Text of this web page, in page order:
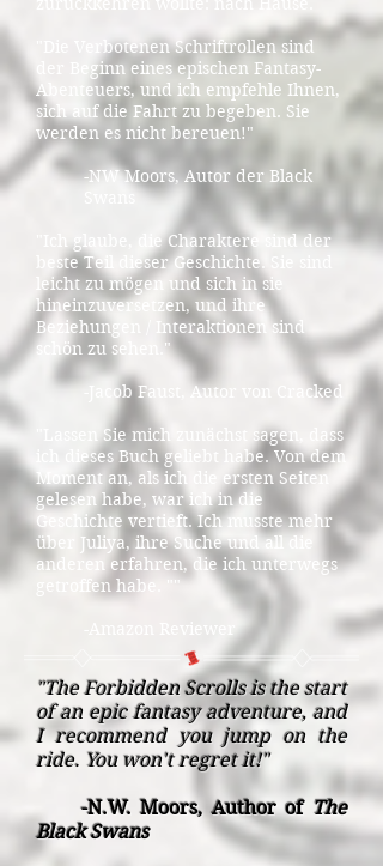
"Die Verbotenen Schriftrollen sind
der Beginn eines epischen Fantasy-
Abenteuers, und ich empfehle Ihnen,
sich auf die Fahrt zu begeben. Sie
werden es nicht bereuen!"
-NW Moors, Autor der Black
"Ich glaube, die Charaktere sind der
beste Teil dieser Geschichte. Sie sind
leicht zu mögen und sich in sie
hineinzuversetzen, und ihre
Beziehungen / Interaktionen sind
schön zu sehen."
-Jacob Faust, Autor von Cracked
"Lassen Sie mich zunächst sagen, dass
ich dieses Buch geliebt habe. Von dem
Moment an, als ich die ersten Seiten
gelesen habe, war ich in die
Geschichte vertieft. Ich musste mehr
über Juliya, ihre Suche und all die
anderen erfahren, die ich unterwegs
getroffen habe. ""
-Amazon Reviewer
"The Forbidden Scrolls is the start
of an epic fantasy adventure, and
I recommend you jump on the
ride. You won't regret it!"
-N.W. Moors, Author of The
Black Swans